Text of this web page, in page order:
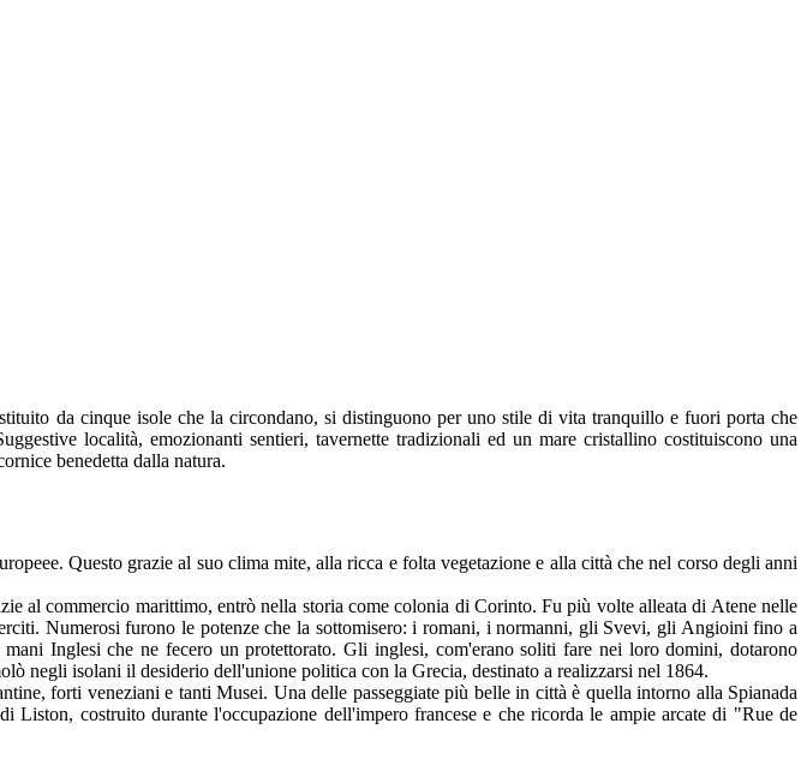
da cinque isole che la circondano, si distinguono per uno stile di vita tranquillo e fuori porta che
località, emozionanti sentieri, tavernette tradizionali ed un mare cristallino costituiscono una
benedetta dalla natura.
Questo grazie al suo clima mite, alla ricca e folta vegetazione e alla città che nel corso degli anni
al commercio marittimo, entrò nella storia come colonia di Corinto. Fu più volte alleata di Atene nelle
Numerosi furono le potenze che la sottomisero: i romani, i normanni, gli Svevi, gli Angioini fino a
Inglesi che ne fecero un protettorato. Gli inglesi, com'erano soliti fare nei loro domini, dotarono
negli isolani il desiderio dell'unione politica con la Grecia, destinato a realizzarsi nel 1864.
forti veneziani e tanti Musei. Una delle passeggiate più belle in città è quella intorno alla Spianada
costruito durante l'occupazione dell'impero francese e che ricorda le ampie arcate di "Rue de